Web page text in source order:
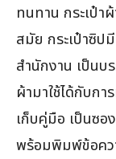
ทนทาน กระเป๋า
สมัย กระเป๋าซิป
สำนักงาน เป็น
ผ้ามาใช้ได้กับกา
เก็บคู่มือ เป็นซ
พร้อมพิมพ์ข้อคว